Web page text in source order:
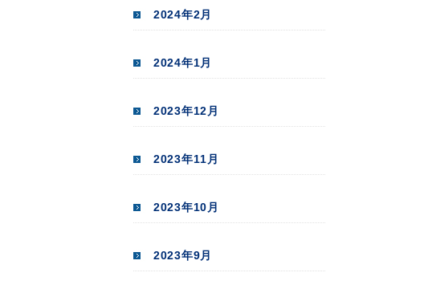
2024年2月
2024年1月
2023年12月
2023年11月
2023年10月
2023年9月